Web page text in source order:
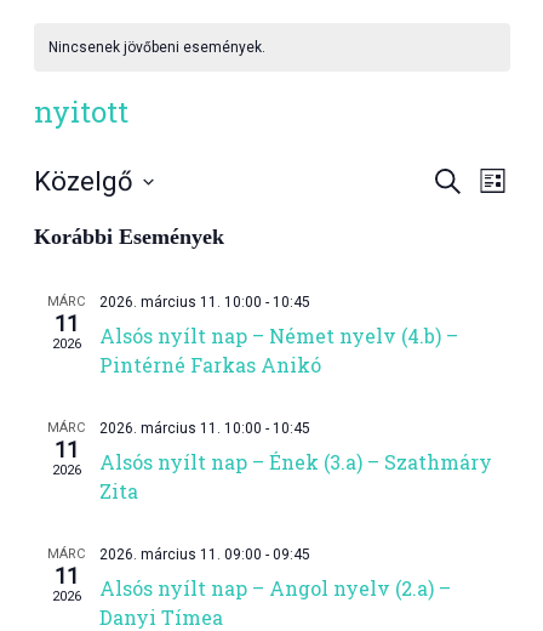
Nincsenek jövőbeni események.
nyitott
Keresett
kifejezés
Lista
Közelgő
kiválasztása.
Korábbi Események
MÁRC
11
2026
2026. március 11. 10:00 - 10:45
Alsós nyílt nap – Német nyelv (4.b) –
Pintérné Farkas Anikó
MÁRC
11
2026
2026. március 11. 10:00 - 10:45
Alsós nyílt nap – Ének (3.a) – Szathmáry
Zita
MÁRC
11
2026
2026. március 11. 09:00 - 09:45
Alsós nyílt nap – Angol nyelv (2.a) –
Danyi Tímea